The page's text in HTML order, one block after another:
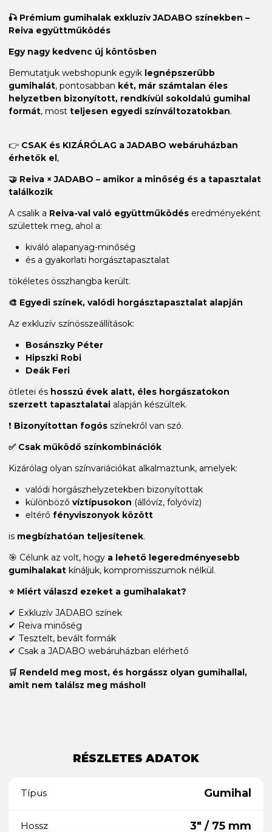
🎣 Prémium gumihalak exkluzív JADABO színekben –
Reiva együttműködés
Egy nagy kedvenc új köntösben
Bemutatjuk webshopunk egyik legnépszerűbb
gumihalát, pontosabban két, már számtalan éles
helyzetben bizonyított, rendkívül sokoldalú gumihal
formát, most teljesen egyedi színváltozatokban.
👉 CSAK és KIZÁRÓLAG a JADABO webáruházban
érhetők el,
🤝 Reiva × JADABO – amikor a minőség és a tapasztalat
találkozik
A csalik a Reiva-val való együttműködés eredményeként
születtek meg, ahol a:
kiváló alapanyag-minőség
és a gyakorlati horgásztapasztalat
tökéletes összhangba került.
🎨 Egyedi színek, valódi horgásztapasztalat alapján
Az exkluzív színösszeállítások:
Bosánszky Péter
Hipszki Robi
Deák Feri
ötletei és hosszú évek alatt, éles horgászatokon
szerzett tapasztalatai alapján készültek.
❗ Bizonyítottan fogós színekről van szó.
✅ Csak működő színkombinációk
Kizárólag olyan színvariációkat alkalmaztunk, amelyek:
valódi horgászhelyzetekben bizonyítottak
különböző víztípusokon (állóvíz, folyóvíz)
eltérő fényviszonyok között
is megbízhatóan teljesítenek.
🎯 Célunk az volt, hogy a lehető legeredményesebb
gumihalakat kínáljuk, kompromisszumok nélkül.
⭐ Miért válaszd ezeket a gumihalakat?
✔ Exkluzív JADABO színek
✔ Reiva minőség
✔ Tesztelt, bevált formák
✔ Csak a JADABO webáruházban elérhető
🛒 Rendeld meg most, és horgássz olyan gumihallal,
amit nem találsz meg máshol!
RÉSZLETES ADATOK
Típus Gumihal
Hossz 3" / 75 mm